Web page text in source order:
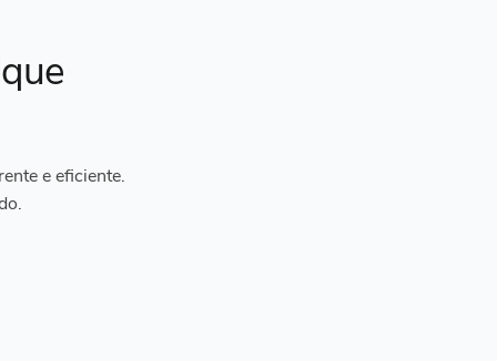
e eficiente.